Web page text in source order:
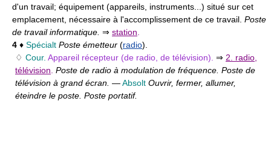
d'un travail; équipement (appareils, instruments...) situé sur cet
emplacement, nécessaire à l'accomplissement de ce travail. Poste
de travail informatique. ⇒ station.
4 ♦ Spécialt Poste émetteur (radio).
♢ Cour. Appareil récepteur (de radio, de télévision). ⇒ 2. radio,
télévision. Poste de radio à modulation de fréquence. Poste de
télévision à grand écran. —Absolt Ouvrir, fermer, allumer,
éteindre le poste. Poste portatif.